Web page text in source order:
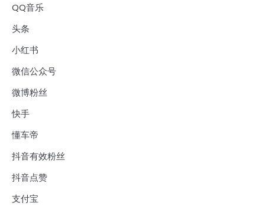
QQ音乐
头条
小红书
微信公众号
微博粉丝
快手
懂车帝
抖音有效粉丝
抖音点赞
支付宝